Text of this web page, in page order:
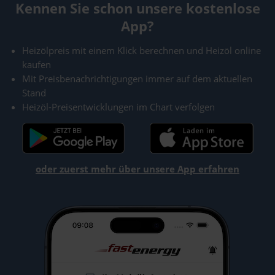
Kennen Sie schon unsere kostenlose
App?
Heizölpreis mit einem Klick berechnen und Heizöl online
kaufen
Mit Preisbenachrichtigungen immer auf dem aktuellen
Stand
Heizöl-Preisentwicklungen im Chart verfolgen
oder zuerst mehr über unsere App erfahren